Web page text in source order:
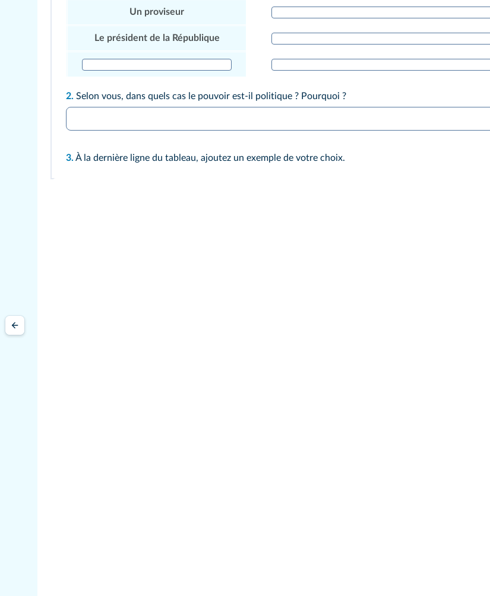
Un proviseur
Le président de la République
2. Selon vous, dans quels cas le pouvoir est-il politique ? Pourquoi ?
3. À la dernière ligne du tableau, ajoutez un exemple de votre choix.